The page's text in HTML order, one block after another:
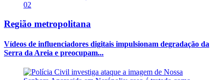
02
Região metropolitana
Vídeos de influenciadores digitais impulsionam degradação da
Serra da Areia e preocupam...